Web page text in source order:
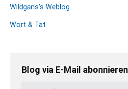
Wildgans’s Weblog
Wort & Tat
Blog via E-Mail abonnieren